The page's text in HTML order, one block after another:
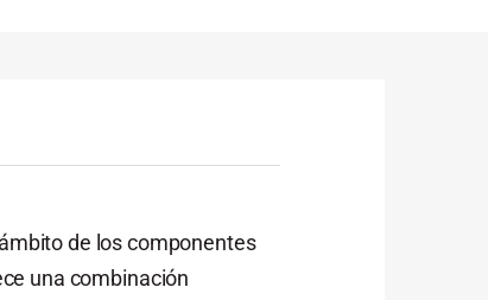
de los componentes
una combinación